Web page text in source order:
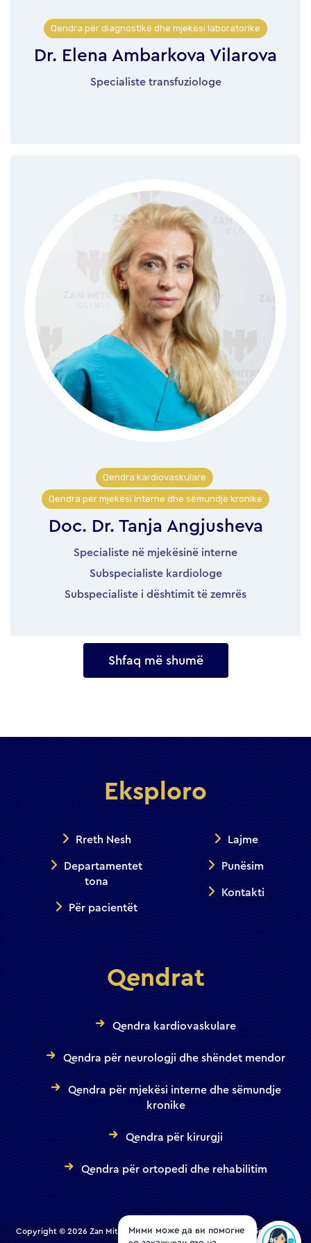
Qendra për diagnostikë dhe mjekësi laboratorike
Dr. Elena Ambarkova Vilarova
Specialiste transfuziologe
Qendra kardiovaskulare ,
Qendra për mjekësi interne dhe sëmundje kronike
Doc. Dr. Tanja Angjusheva
Specialiste në mjekësinë interne
Subspecialiste kardiologe
Subspecialiste i dështimit të zemrës
Shfaq më shumë
Eksploro
Rreth Nesh
Departamentet
tona
Për pacientët
Lajme
Punësim
Kontakti
Qendrat
Qendra kardiovaskulare
Qendra për neurologji dhe shëndet mendor
Qendra për mjekësi interne dhe sëmundje
kronike
Qendra për kirurgji
Qendra për ortopedi dhe rehabilitim
Copyright © 2026 Zan Mitrev Clinic | All Rights Reserved. Designed and
Мими може да ви помогне